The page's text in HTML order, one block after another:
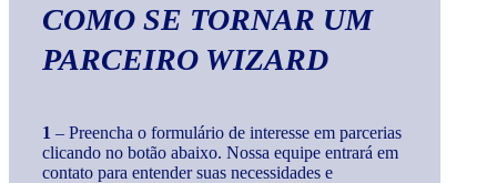
COMO SE TORNAR UM
PARCEIRO WIZARD
1 – Preencha o formulário de interesse em parcerias
clicando no botão abaixo. Nossa equipe entrará em
contato para entender suas necessidades e